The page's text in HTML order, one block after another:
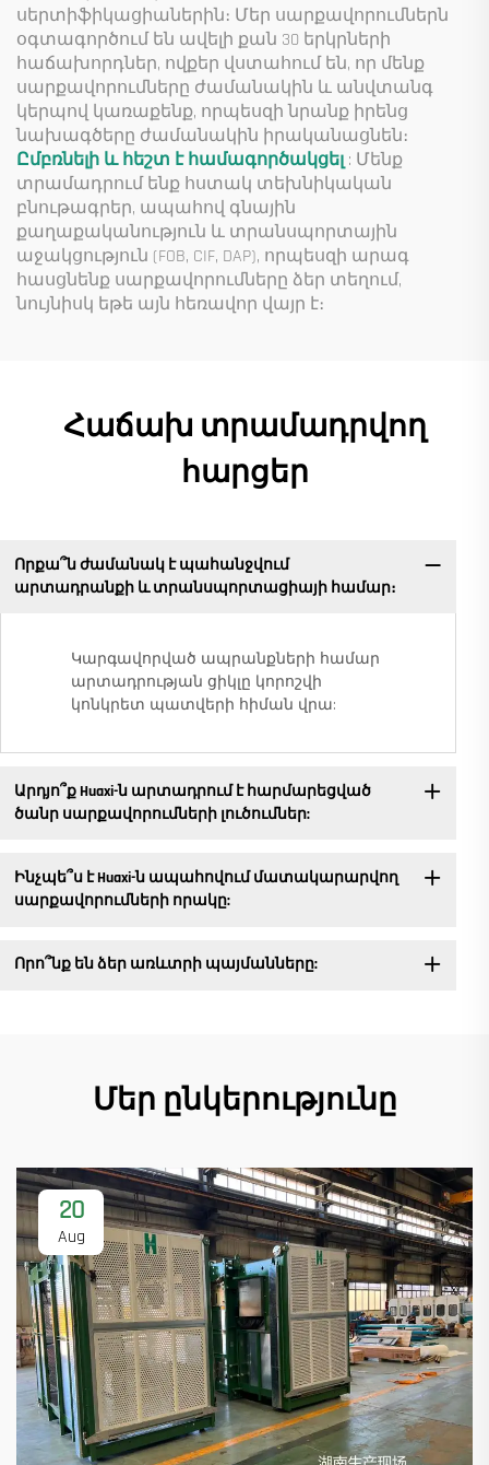
սերտիֆիկացիաներին։ Մեր սարքավորումներն
օգտագործում են ավելի քան 30 երկրների
հաճախորդներ, ովքեր վստահում են, որ մենք
սարքավորումները ժամանակին և անվտանգ
կերպով կառաքենք, որպեսզի նրանք իրենց
նախագծերը ժամանակին իրականացնեն։
Ըմբռնելի և հեշտ է համագործակցել: Մենք
տրամադրում ենք հստակ տեխնիկական
բնութագրեր, ապահով գնային
քաղաքականություն և տրանսպորտային
աջակցություն (FOB, CIF, DAP), որպեսզի արագ
հասցնենք սարքավորումները ձեր տեղում,
նույնիսկ եթե այն հեռավոր վայր է։
Հաճախ տրամադրվող
հարցեր
Որքա՞ն ժամանակ է պահանջվում
արտադրանքի և տրանսպորտացիայի համար։
Կարգավորված ապրանքների համար
արտադրության ցիկլը կորոշվի
կոնկրետ պատվերի հիման վրա:
Արդյո՞ք Huaxi-ն արտադրում է հարմարեցված
ծանր սարքավորումների լուծումներ:
Ինչպե՞ս է Huaxi-ն ապահովում մատակարարվող
սարքավորումների որակը:
Որո՞նք են ձեր առևտրի պայմանները:
Մեր ընկերությունը
20
Aug